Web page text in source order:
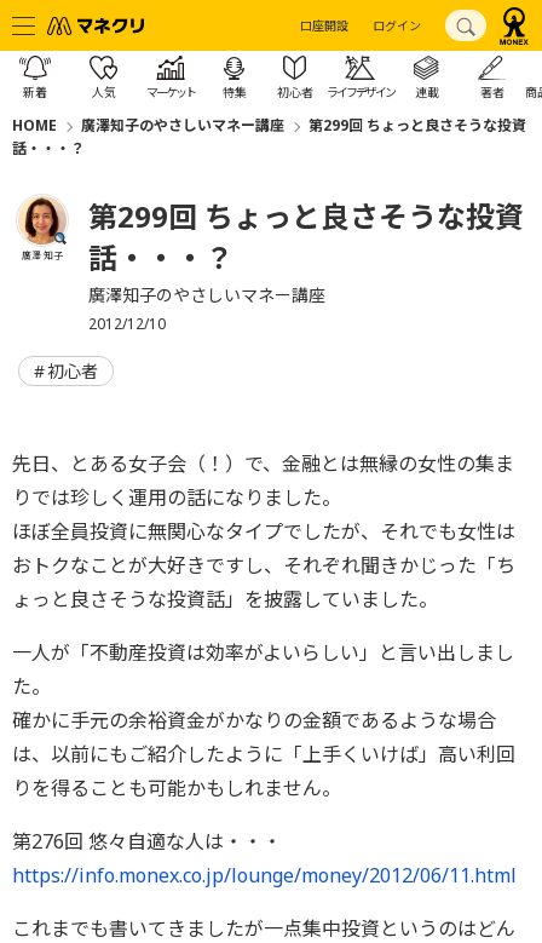
口座開設 ログイン
新着 人気 マーケット 特集 初心者 ライフデザイン 連載 著者 商
HOME 廣澤知子のやさしいマネー講座
第299回 ちょっと良さそうな投資
話・・・？
廣澤 知子
第299回 ちょっと良さそうな投資
話・・・？
廣澤知子のやさしいマネー講座
2012/12/10
初心者
先日、とある女子会（！）で、金融とは無縁の女性の集ま
りでは珍しく運用の話になりました。
ほぼ全員投資に無関心なタイプでしたが、それでも女性は
おトクなことが大好きですし、それぞれ聞きかじった「ち
ょっと良さそうな投資話」を披露していました。
一人が「不動産投資は効率がよいらしい」と言い出しまし
た。
確かに手元の余裕資金がかなりの金額であるような場合
は、以前にもご紹介したように「上手くいけば」高い利回
りを得ることも可能かもしれません。
第276回 悠々自適な人は・・・
https://info.monex.co.jp/lounge/money/2012/06/11.html
これまでも書いてきましたが一点集中投資というのはどん